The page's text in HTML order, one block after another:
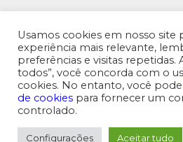
MENU SUPERIOR
Usamos cookies em nosso site
experiência mais relevante,
preferências e visitas repetidas.
todos”, você concorda com o
cookies. No entanto, você pode
de cookies para fornecer um
controlado.
Configurações Aceitar tudo